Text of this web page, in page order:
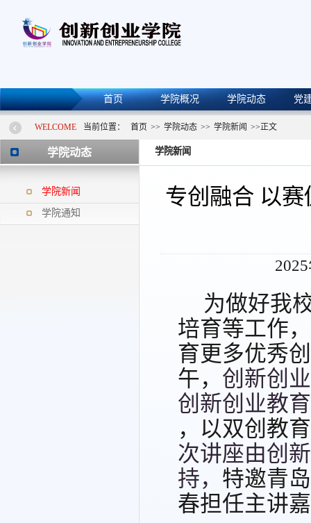
首页 学院概况 学院动态 党
WELCOME 当前位置： 首页 >> 学院动态 >> 学院新闻 >>正文
学院动态
学院新闻
学院通知
学院新闻
专创融合 以
为做好我
培育等工作
育更多优秀
午， 创新创
创新创业教
，以双创教
次讲座由创
持， 特邀青
春担任主讲